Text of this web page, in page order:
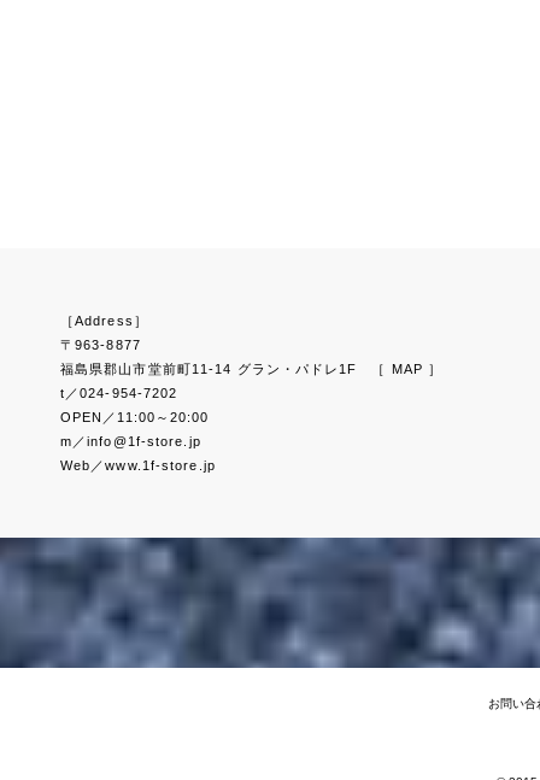
［Address］
〒963-8877
福島県郡山市堂前町11-14 グラン・パドレ1F
［ MAP ］
t／024-954-7202
OPEN／11:00～20:00
m／info@1f-store.jp
Web／www.1f-store.jp
お問い合